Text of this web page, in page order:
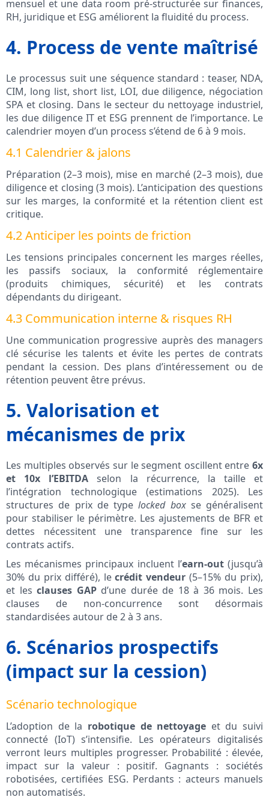
mensuel et une data room pré-structurée sur finances,
RH, juridique et ESG améliorent la fluidité du process.
4. Process de vente maîtrisé
Le processus suit une séquence standard : teaser, NDA,
CIM, long list, short list, LOI, due diligence, négociation
SPA et closing. Dans le secteur du nettoyage industriel,
les due diligence IT et ESG prennent de l’importance. Le
calendrier moyen d’un process s’étend de 6 à 9 mois.
4.1 Calendrier & jalons
Préparation (2–3 mois), mise en marché (2–3 mois), due
diligence et closing (3 mois). L’anticipation des questions
sur les marges, la conformité et la rétention client est
critique.
4.2 Anticiper les points de friction
Les tensions principales concernent les marges réelles,
les passifs sociaux, la conformité réglementaire
(produits chimiques, sécurité) et les contrats
dépendants du dirigeant.
4.3 Communication interne & risques RH
Une communication progressive auprès des managers
clé sécurise les talents et évite les pertes de contrats
pendant la cession. Des plans d’intéressement ou de
rétention peuvent être prévus.
5. Valorisation et
mécanismes de prix
Les multiples observés sur le segment oscillent entre 6x
et 10x l’EBITDA selon la récurrence, la taille et
l’intégration technologique (estimations 2025). Les
structures de prix de typelocked boxse généralisent
pour stabiliser le périmètre. Les ajustements de BFR et
dettes nécessitent une transparence fine sur les
contrats actifs.
Les mécanismes principaux incluent l’earn-out(jusqu’à
30% du prix différé), lecrédit vendeur (5–15% du prix),
et lesclauses GAPd’une durée de 18 à 36 mois. Les
clauses de non-concurrence sont désormais
standardisées autour de 2 à 3 ans.
6. Scénarios prospectifs
(impact sur la cession)
Scénario technologique
L’adoption de la robotique de nettoyage et du suivi
connecté (IoT) s’intensifie. Les opérateurs digitalisés
verront leurs multiples progresser. Probabilité : élevée,
impact sur la valeur : positif. Gagnants : sociétés
robotisées, certifiées ESG. Perdants : acteurs manuels
non automatisés.